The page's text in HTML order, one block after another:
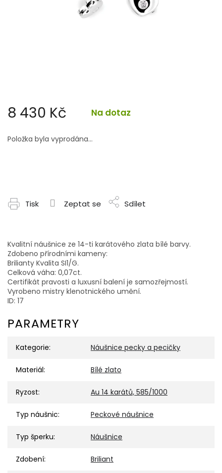
8 430 Kč Na dotaz
cena:
Položka byla vyprodána…
Tisk Zeptat se Sdílet
Kvalitní náušnice ze 14-ti karátového zlata bílé barvy.
Zdobeno přírodními kameny:
Brilianty Kvalita SI1/G.
Celková váha: 0,07ct.
Certifikát pravosti a luxusní balení je samozřejmostí.
Vyrobeno mistry klenotnického umění.
ID: 17
PARAMETRY
Kategorie: Náušnice pecky a pecičky
Materiál: Bílé zlato
Ryzost: Au 14 karátů, 585/1000
Typ náušnic: Peckové náušnice
Typ šperku: Náušnice
Zdobení: Briliant